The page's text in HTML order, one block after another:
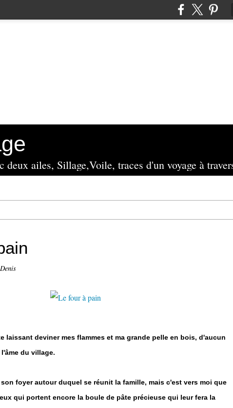
deux ailes, Sillage,Voile, traces d'un voyage à
laissant deviner mes flammes et ma grande pelle en bois, d'aucun
du village.
foyer autour duquel se réunit la famille, mais c'est vers moi que
qui portent encore la boule de pâte précieuse qui leur fera la